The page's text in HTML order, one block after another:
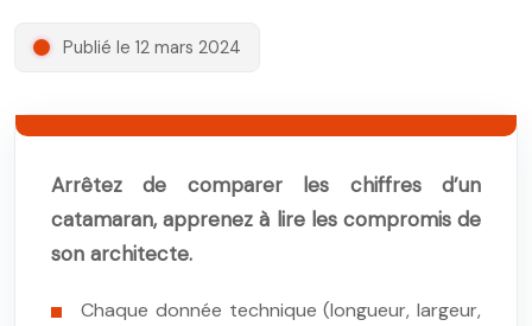
Publié le 12 mars 2024
Arrêtez de comparer les chiffres d’un
catamaran, apprenez à lire les compromis de
son architecte.
Chaque donnée technique (longueur, largeur,